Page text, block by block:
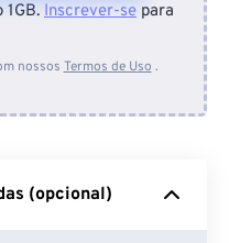
Inscrever-se para
nossos Termos de Uso .
(opcional)